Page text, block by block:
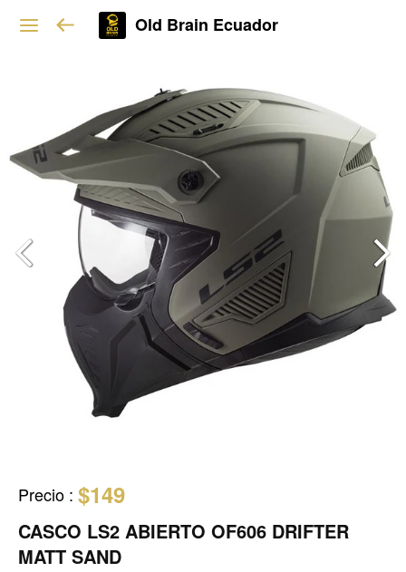
Old Brain Ecuador
Precio : $149
CASCO LS2 ABIERTO OF606 DRIFTER
MATT SAND